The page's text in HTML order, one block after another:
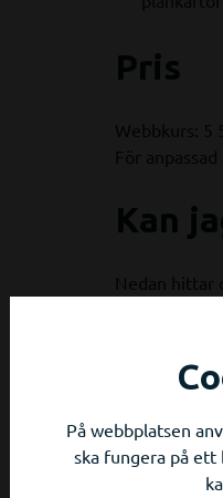
Pris
Webbkurs: 5
För
Kan
Nedan hittar
På webbplatsen
ska fungera på ett